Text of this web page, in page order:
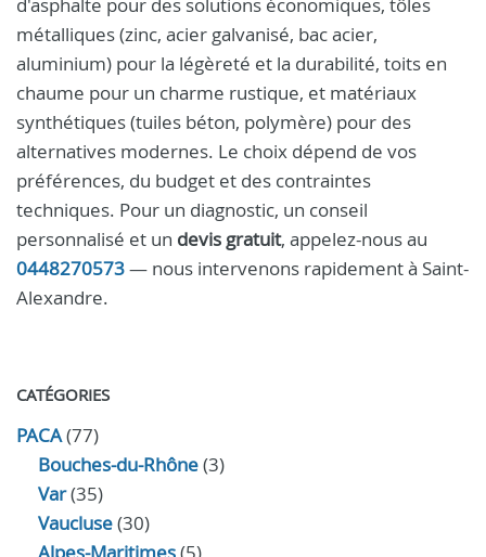
métalliques (zinc, acier galvanisé, bac acier,
aluminium) pour la légèreté et la durabilité, toits en
chaume pour un charme rustique, et matériaux
synthétiques (tuiles béton, polymère) pour des
alternatives modernes. Le choix dépend de vos
préférences, du budget et des contraintes
techniques. Pour un diagnostic, un conseil
personnalisé et un devis gratuit, appelez-nous au
0448270573— nous intervenons rapidement à Saint-
Alexandre.
CATÉGORIES
PACA(77)
Bouches-du-Rhône(3)
Var(35)
Vaucluse(30)